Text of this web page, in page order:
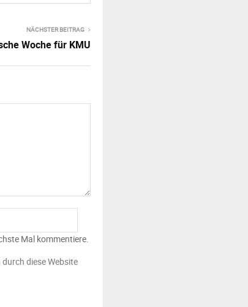
NÄCHSTER BEITRAG
Woche für KMU
Mal kommentiere.
diese Website